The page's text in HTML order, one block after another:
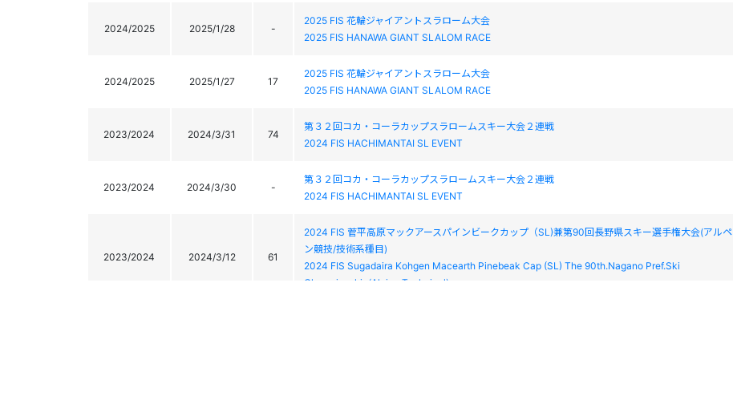
2024/2025 2025/1/28 -
2025 FIS 花輪ジャイアントスラローム大会
2025 FIS HANAWA GIANT SLALOM RACE
2024/2025 2025/1/27 17
2025 FIS 花輪ジャイアントスラローム大会
2025 FIS HANAWA GIANT SLALOM RACE
2023/2024 2024/3/31 74
第３２回コカ・コーラカップスラロームスキー大会２連戦
2024 FIS HACHIMANTAI SL EVENT
2023/2024 2024/3/30 -
第３２回コカ・コーラカップスラロームスキー大会２連戦
2024 FIS HACHIMANTAI SL EVENT
2023/2024 2024/3/12 61
2024 FIS 菅平高原マックアースパインビークカップ（SL)兼第90回長野県スキー選手権大会(アルペ
ン競技/技術系種目)
2024 FIS Sugadaira Kohgen Macearth Pinebeak Cap (SL) The 90th.Nagano Pref.Ski
Championship(Alpine Technical)